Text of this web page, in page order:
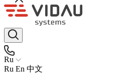
Ru
Ru En 中文